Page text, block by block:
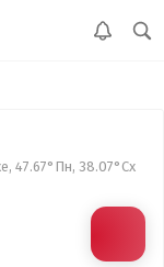
47.67°Пн, 38.07°Сх